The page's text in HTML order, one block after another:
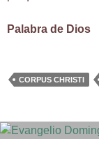
Palabra de Dios
CORPUS CHRISTI